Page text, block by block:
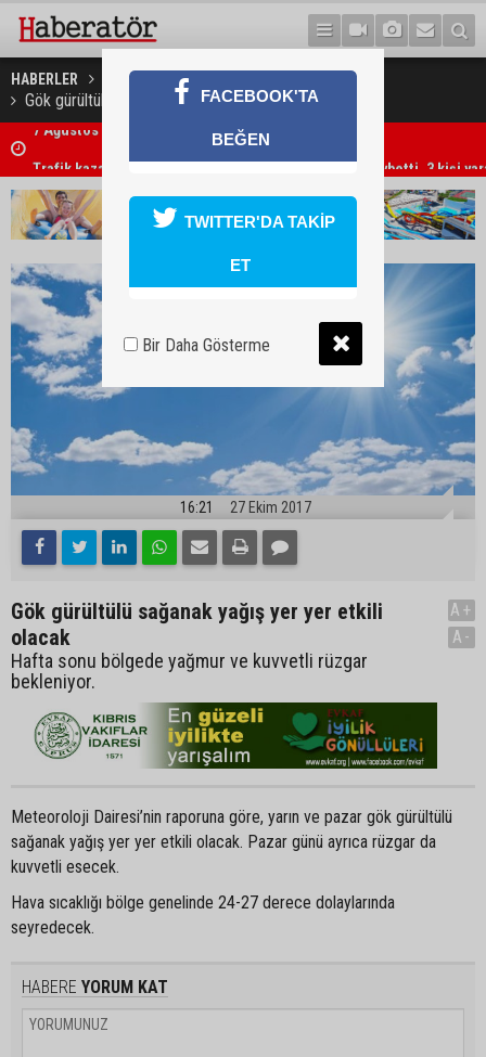
HABERLER GÜNDEM
Gök gürültülü sağanak yağış yer yer etkili olacak
Trafik kazasında 85 yaşındaki Turan Obalı hayatını kaybetti, 3 kişi
16:21 27 Ekim 2017
Gök gürültülü sağanak yağış yer yer etkili
olacak
Hafta sonu bölgede yağmur ve kuvvetli rüzgar
bekleniyor.
A+
A-
Meteoroloji Dairesi’nin raporuna göre, yarın ve pazar gök gürültülü
sağanak yağış yer yer etkili olacak. Pazar günü ayrıca rüzgar da
kuvvetli esecek.
Hava sıcaklığı bölge genelinde 24-27 derece dolaylarında
seyredecek.
HABERE YORUM KAT
FACEBOOK'TA
BEĞEN
TWITTER'DA TAKİP
ET
Bir Daha Gösterme